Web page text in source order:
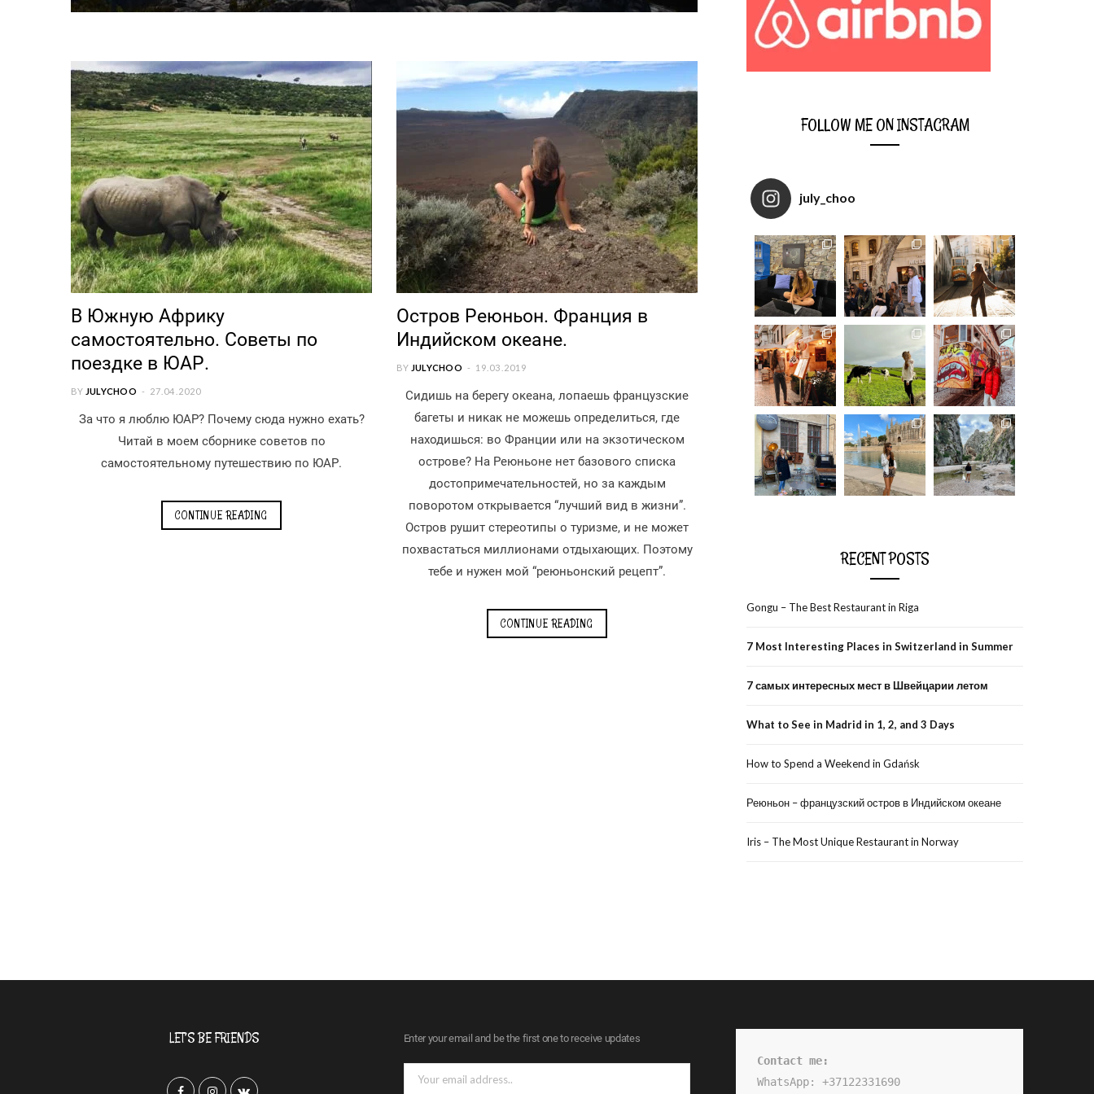
В Южную Африку
самостоятельно. Советы по
поездке в ЮАР.
BY JULYCHOO 27.04.2020
За что я люблю ЮАР? Почему сюда нужно ехать?
Читай в моем сборнике советов по
самостоятельному путешествию по ЮАР.
CONTINUE READING
Остров Реюньон. Франция в
Индийском океане.
BY JULYCHOO 19.03.2019
Сидишь на берегу океана, лопаешь французские
багеты и никак не можешь определиться, где
находишься: во Франции или на экзотическом
острове? На Реюньоне нет базового списка
достопримечательностей, но за каждым
поворотом открывается “лучший вид в жизни”.
Остров рушит стереотипы о туризме, и не может
похвастаться миллионами отдыхающих. Поэтому
тебе и нужен мой “реюньонский рецепт”.
CONTINUE READING
FOLLOW ME ON INSTAGRAM
july_choo
RECENT POSTS
Gongu – The Best Restaurant in Riga
7 Most Interesting Places in Switzerland in Summer
7 самых интересных мест в Швейцарии летом
What to See in Madrid in 1, 2, and 3 Days
How to Spend a Weekend in Gdańsk
Реюньон – французский остров в Индийском океане
Iris – The Most Unique Restaurant in Norway
LET’S BE FRIENDS
F I V
Enter your email and be the first one to receive updates
Contact me:
WhatsApp: +37122331690